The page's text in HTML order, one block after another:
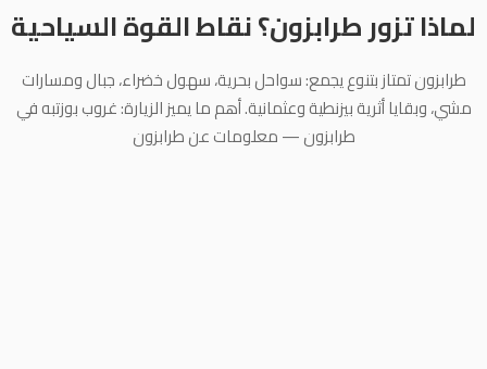
لماذا تزور طرابزون؟ نقاط القوة السياحية
طرابزون تمتاز بتنوع يجمع: سواحل بحرية، سهول خضراء، جبال ومسارات
مشي، وبقايا أثرية بيزنطية وعثمانية. أهم ما يميز الزيارة: غروب بوزتبه في
طرابزون — معلومات عن طرابزون